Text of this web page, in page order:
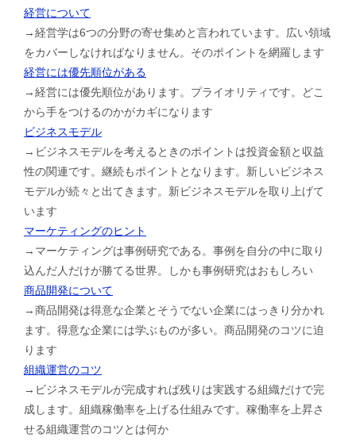
経営について
→経営学は6つの分野の寄せ集めと言われています。広い領域
をカバーしなければなりません。そのポイントを網羅します
経営には優先順位がある
→経営には優先順位があります。プライオリティです。どこ
から手をつけるのかがカギになります
ビジネスモデル
→ビジネスモデルを考えるときのポイントは投資金額と収益
性の関連です。継続もポイントとなります。新しいビジネス
モデルが続々と出てきます。新ビジネスモデルを取り上げて
います
マーケティングのヒント
→マーケティングは事例研究である。事例を自分の中に取り
込んだ人だけが勝てる世界。しかも事例研究はおもしろい
商品開発について
→商品開発は得意な企業とそうでない企業にはっきり分かれ
ます。得意な企業には学ぶものが多い。商品開発のコツに迫
ります
組織運営のコツ
→ビジネスモデルが完成すれば残りは実践する組織だけで完
成します。組織稼働率を上げる仕組みです。稼働率を上昇さ
せる組織運営のコツとは何か